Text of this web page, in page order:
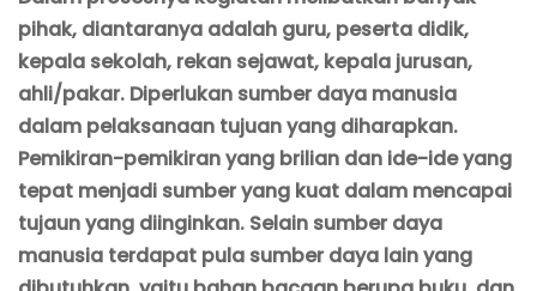
pihak, diantaranya adalah guru, peserta didik,
kepala sekolah, rekan sejawat, kepala jurusan,
ahli/pakar. Diperlukan sumber daya manusia
dalam pelaksanaan tujuan yang diharapkan.
Pemikiran-pemikiran yang brilian dan ide-ide yang
tepat menjadi sumber yang kuat dalam mencapai
tujaun yang diinginkan. Selain sumber daya
manusia terdapat pula sumber daya lain yang